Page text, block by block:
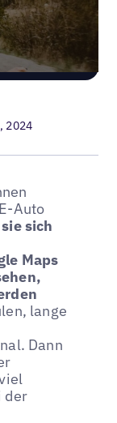
2024
Auto
sich
Maps
lange
Dann
der